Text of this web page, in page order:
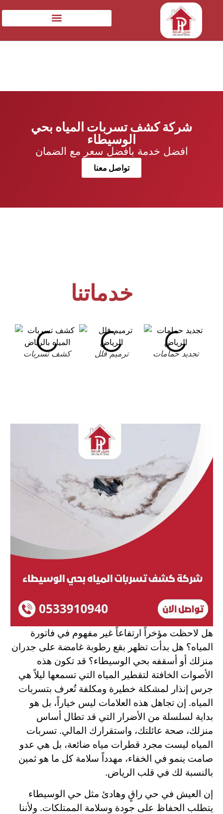
شركة كشف تسربات المياه بحي
الوسيطاء
افضل خدمة بافضل سعر مع الضمان
تواصل معنا
خدماتنا
كشف تسربات ترميم فلل تجديد حمامات
هل لاحظت مؤخراً ارتفاعاً غير مفهوم في فاتورة
المياه؟ هل بدأت تظهر بقع رطوبة غامضة على جدران
منزلك أو أسقفه بحي الوسيطاء؟ قد تكون هذه
الأصوات الخافتة لتقطير المياه التي تسمعها ليلاً هي
جرس إنذار لمشكلة خطيرة ومكلفة تُعرف بتسربات
المياه. إن تجاهل هذه العلامات ليس خياراً، بل هو
بداية لسلسلة من الأضرار التي قد تطال أساس
منزلك، صحة عائلتك، واستقرارك المالي. تسربات
المياه ليست مجرد قطرات مياه ضائعة، بل هي عدو
صامت ينمو في الخفاء، مهدداً سلامة كل ما هو ثمين
بالنسبة لك في قلب الرياض.
إن العيش في حي راقٍ وهادئ مثل حي الوسيطاء
يتطلب الحفاظ على جودة وسلامة الممتلكات. ولأننا